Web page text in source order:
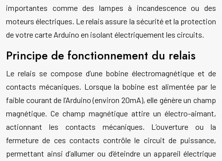
importantes comme des lampes à incandescence ou des
moteurs électriques. Le relais assure la sécurité et la protection
de votre carte Arduino en isolant électriquement les circuits.
Principe de fonctionnement du relais
Le relais se compose d’une bobine électromagnétique et de
contacts mécaniques. Lorsque la bobine est alimentée par le
faible courant de l’Arduino (environ 20mA), elle génère un champ
magnétique. Ce champ magnétique attire un électro-aimant,
actionnant les contacts mécaniques. L’ouverture ou la
fermeture de ces contacts contrôle le circuit de puissance,
permettant ainsi d’allumer ou d’éteindre un appareil électrique